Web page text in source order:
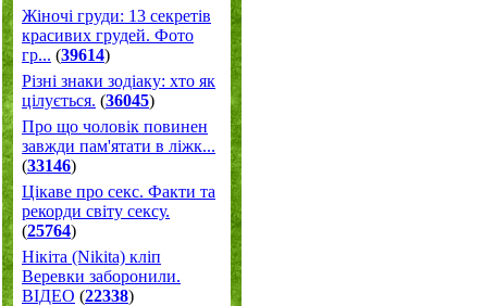
Жіночі груди: 13 секретів
красивих грудей. Фото
гр... (39614)
Різні знаки зодіаку: хто як
цілується. (36045)
Про що чоловік повинен
завжди пам'ятати в ліжк...
(33146)
Цікаве про секс. Факти та
рекорди світу сексу.
(25764)
Нікіта (Nikita) кліп
Веревки заборонили.
ВІДЕО (22338)